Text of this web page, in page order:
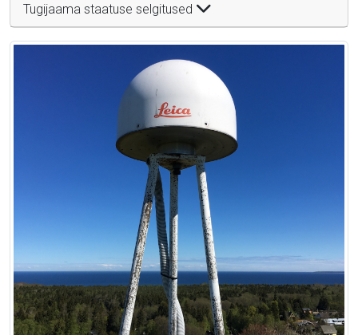
Tugijaama staatuse selgitused